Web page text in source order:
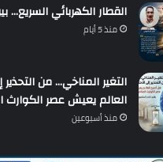
القطار الكهربائي السريع…
منذ 5 أيام
التغير المناخي… من
العالم يعيش عصر الكوارث
منذ أسبوعين